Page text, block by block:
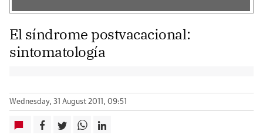
El síndrome postvacacional:
sintomatología
Wednesday, 31 August 2011, 09:51